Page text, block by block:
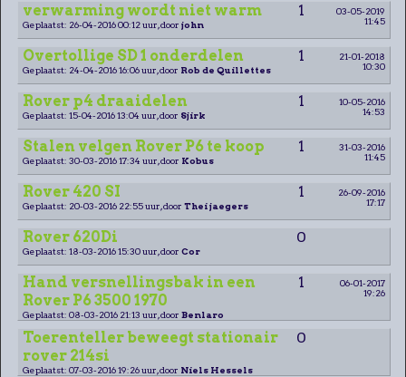
verwarming wordt niet warm 1
03-05-2019
11:45
Geplaatst: 26-04-2016 00:12 uur, door john
Overtollige SD 1 onderdelen 1
21-01-2018
10:30
Geplaatst: 24-04-2016 16:06 uur, door Rob de Quillettes
Rover p4 draaidelen 1
10-05-2016
14:53
Geplaatst: 15-04-2016 13:04 uur, door Sjirk
Stalen velgen Rover P6 te koop 1
31-03-2016
11:45
Geplaatst: 30-03-2016 17:34 uur, door Kobus
Rover 420 SI 1
26-09-2016
17:17
Geplaatst: 20-03-2016 22:55 uur, door Thei jaegers
Rover 620Di 0
Geplaatst: 18-03-2016 15:30 uur, door Cor
Hand versnellingsbak in een
Rover P6 3500 1970
1
06-01-2017
19:26
Geplaatst: 08-03-2016 21:13 uur, door Benlaro
Toerenteller beweegt stationair
rover 214si
0
Geplaatst: 07-03-2016 19:26 uur, door Niels Hessels